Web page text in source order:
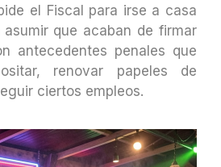
el Fiscal para irse a casa
que acaban de firmar
antecedentes penales que
renovar papeles de
ciertos empleos.